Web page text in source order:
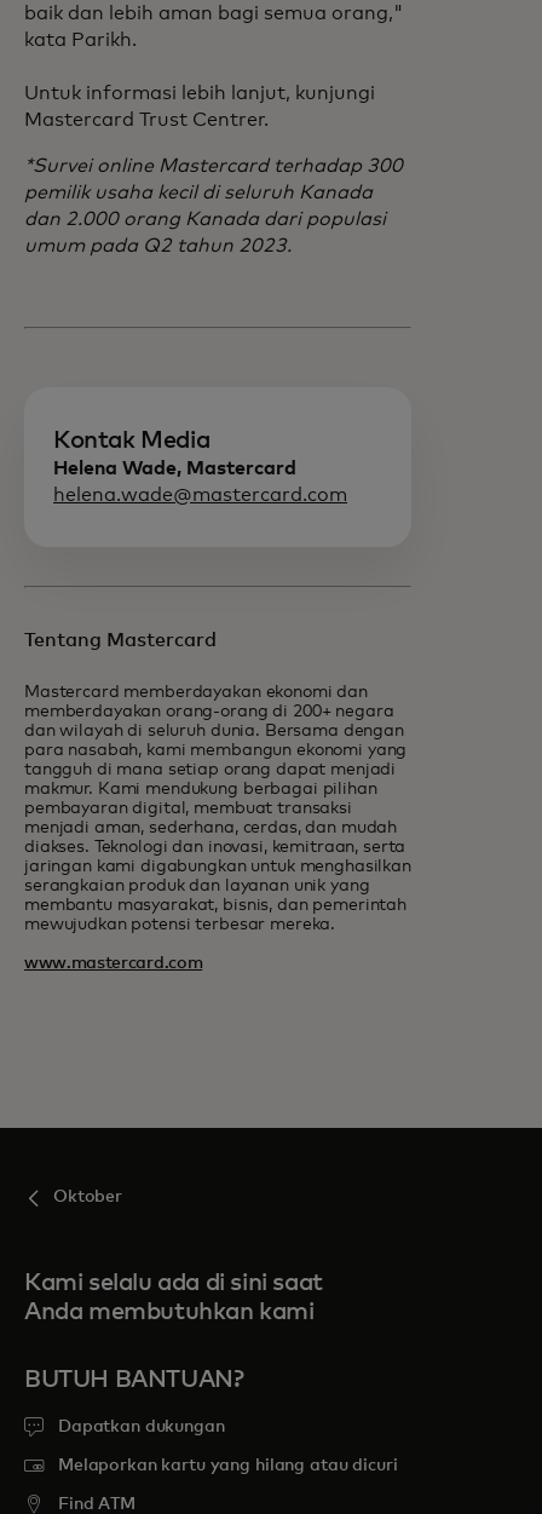
baik dan lebih aman bagi semua orang,"
kata Parikh.
Untuk informasi lebih lanjut, kunjungi
Mastercard Trust Centrer.
*Survei online Mastercard terhadap 300
pemilik usaha kecil di seluruh Kanada
dan 2.000 orang Kanada dari populasi
umum pada Q2 tahun 2023.
Kontak Media
Helena Wade, Mastercard
helena.wade@mastercard.com
Tentang Mastercard
Mastercard memberdayakan ekonomi dan
memberdayakan orang-orang di 200+ negara
dan wilayah di seluruh dunia. Bersama dengan
para nasabah, kami membangun ekonomi yang
tangguh di mana setiap orang dapat menjadi
makmur. Kami mendukung berbagai pilihan
pembayaran digital, membuat transaksi
menjadi aman, sederhana, cerdas, dan mudah
diakses. Teknologi dan inovasi, kemitraan, serta
jaringan kami digabungkan untuk menghasilkan
serangkaian produk dan layanan unik yang
membantu masyarakat, bisnis, dan pemerintah
mewujudkan potensi terbesar mereka.
www.mastercard.com
Oktober
Kami selalu ada di sini saat
Anda membutuhkan kami
BUTUH BANTUAN?
Dapatkan dukungan
Melaporkan kartu yang hilang atau dicuri
Find ATM